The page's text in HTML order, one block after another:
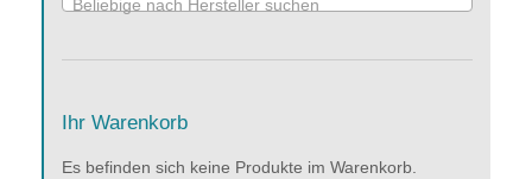
Beliebige nach Hersteller suchen
Ihr Warenkorb
Es befinden sich keine Produkte im Warenkorb.